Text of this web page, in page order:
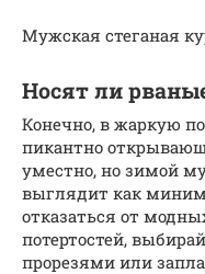
Мужская стеганая
Носят ли
Конечно, в жаркую
пикантно
уместно, но зимой
выглядит как
отказаться от
потертостей,
прорезями или